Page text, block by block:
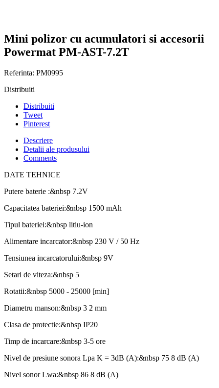
Mini polizor cu acumulatori si accesorii
Powermat PM-AST-7.2T
Referinta: PM0995
Distribuiti
Distribuiti
Tweet
Pinterest
Descriere
Detalii ale produsului
Comments
DATE TEHNICE
Putere baterie :&nbsp 7.2V
Capacitatea bateriei:&nbsp 1500 mAh
Tipul bateriei:&nbsp litiu-ion
Alimentare incarcator:&nbsp 230 V / 50 Hz
Tensiunea incarcatorului:&nbsp 9V
Setari de viteza:&nbsp 5
Rotatii:&nbsp 5000 - 25000 [min]
Diametru manson:&nbsp 3 2 mm
Clasa de protectie:&nbsp IP20
Timp de incarcare:&nbsp 3-5 ore
Nivel de presiune sonora Lpa K = 3dB (A):&nbsp 75 8 dB (A)
Nivel sonor Lwa:&nbsp 86 8 dB (A)